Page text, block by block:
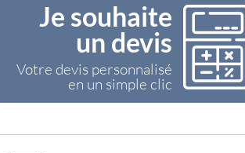
Je souhaite
un devis
Votre devis personnalisé
en un simple clic